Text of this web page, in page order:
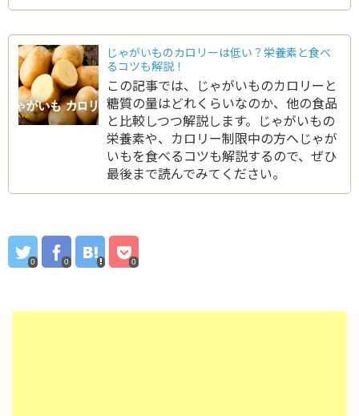
じゃがいものカロリーは低い？栄養素と食べ
るコツも解説！
この記事では、じゃがいものカロリーと
糖質の量はどれくらいなのか、他の食品
と比較しつつ解説します。じゃがいもの
栄養素や、カロリー制限中の方へじゃが
いもを食べるコツも解説するので、ぜひ
最後まで読んでみてください。
0 0 0